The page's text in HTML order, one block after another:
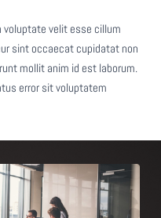
voluptate velit esse cillum
sint occaecat cupidatat non
mollit anim id est laborum.
error sit voluptatem